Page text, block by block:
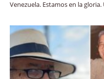
Venezuela. Estamos en la